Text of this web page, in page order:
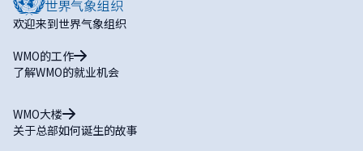
欢迎来到世界气象组织
WMO的工作
了解WMO的就业机会
WMO大楼
关于总部如何诞生的故事